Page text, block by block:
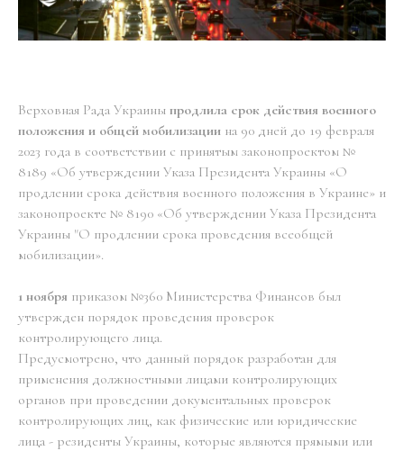
Верховная Рада Украины продлила срок действия военного
положения и общей мобилизации на 90 дней до 19 февраля
2023 года в соответствии с принятым законопроектом №
8189 «Об утверждении Указа Президента Украины «О
продлении срока действия военного положения в Украине» и
законопроекте № 8190 «Об утверждении Указа Президента
Украины "О продлении срока проведения всеобщей
мобилизации».
1 ноября приказом №360 Министерства Финансов был
утвержден порядок проведения проверок
контролирующего лица.
Предусмотрено, что данный порядок разработан для
применения должностными лицами контролирующих
органов при проведении документальных проверок
контролирующих лиц, как физические или юридические
лица - резиденты Украины, которые являются прямыми или